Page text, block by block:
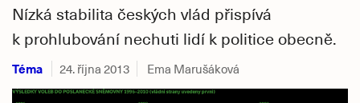
Nízká stabilita českých vlád přispívá
k prohlubování nechuti lidí k politice obecně.
Téma 24. října 2013 Ema Marušáková